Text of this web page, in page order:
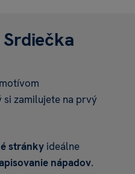
si zamilujete na prvý
stránky ideálne
nápadov.